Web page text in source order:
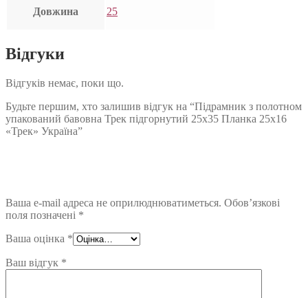
Довжина 25
Відгуки
Відгуків немає, поки що.
Будьте першим, хто залишив відгук на “Підрамник з полотном
упакований бавовна Трек підгорнутий 25х35 Планка 25х16
«Трек» Україна”
Ваша e-mail адреса не оприлюднюватиметься. Обов’язкові
поля позначені *
Ваша оцінка *
Ваш відгук *